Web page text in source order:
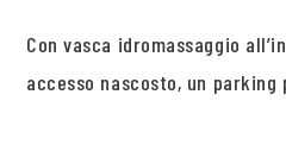
Con vasca idromassaggio
accesso nascosto, un